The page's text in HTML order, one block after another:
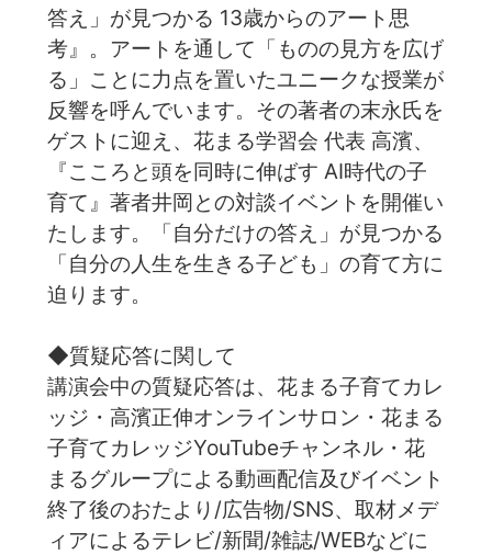
答え」が見つかる 13歳からのアート思
考』。アートを通して「ものの見方を広げ
る」ことに力点を置いたユニークな授業が
反響を呼んでいます。その著者の末永氏を
ゲストに迎え、花まる学習会 代表 高濱、
『こころと頭を同時に伸ばす AI時代の子
育て』著者井岡との対談イベントを開催い
たします。「自分だけの答え」が見つかる
「自分の人生を生きる子ども」の育て方に
迫ります。
◆質疑応答に関して
講演会中の質疑応答は、花まる子育てカレ
ッジ・高濱正伸オンラインサロン・花まる
子育てカレッジYouTubeチャンネル・花
まるグループによる動画配信及びイベント
終了後のおたより/広告物/SNS、取材メデ
ィアによるテレビ/新聞/雑誌/WEBなどに